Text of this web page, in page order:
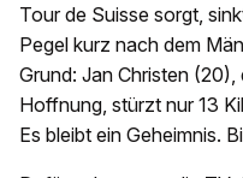
Tour de Suisse sorgt,
Pegel kurz nach dem
Grund: Jan Christen
Hoffnung, stürzt nur 13
Es bleibt ein Geheimnis.